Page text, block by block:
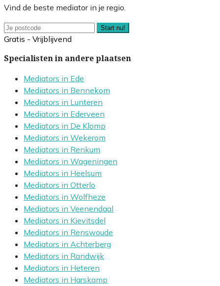
Vind de beste mediator in je regio.
Start nu!
Gratis - Vrijblijvend
Specialisten in andere plaatsen
Mediators in Ede
Mediators in Bennekom
Mediators in Lunteren
Mediators in Ederveen
Mediators in De Klomp
Mediators in Wekerom
Mediators in Renkum
Mediators in Wageningen
Mediators in Heelsum
Mediators in Otterlo
Mediators in Wolfheze
Mediators in Veenendaal
Mediators in Kievitsdel
Mediators in Renswoude
Mediators in Achterberg
Mediators in Randwijk
Mediators in Heteren
Mediators in Harskamp